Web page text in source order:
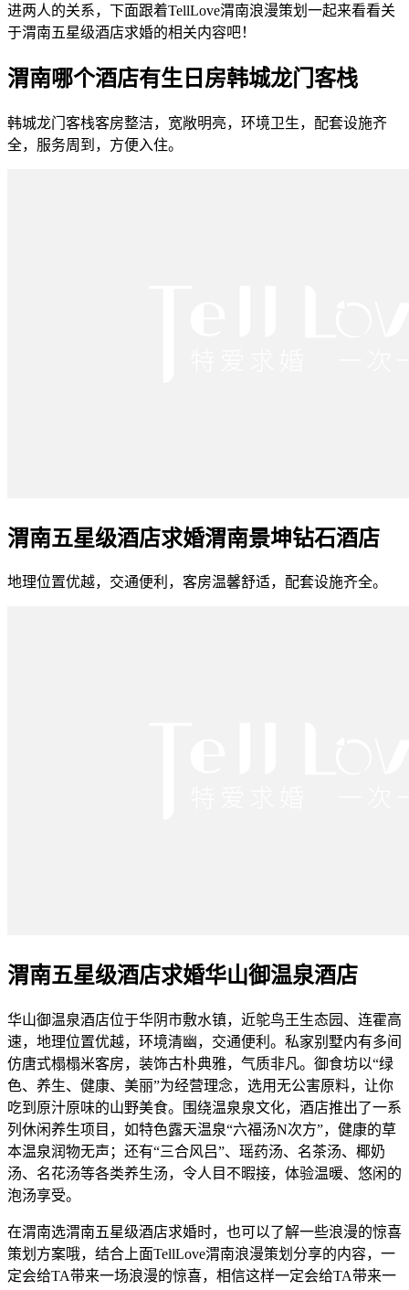
进两人的关系，下面跟着TellLove渭南浪漫策划一起来看看关
于渭南五星级酒店求婚的相关内容吧！
渭南哪个酒店有生日房韩城龙门客栈
韩城龙门客栈客房整洁，宽敞明亮，环境卫生，配套设施齐
全，服务周到，方便入住。
渭南五星级酒店求婚渭南景坤钻石酒店
地理位置优越，交通便利，客房温馨舒适，配套设施齐全。
渭南五星级酒店求婚华山御温泉酒店
华山御温泉酒店位于华阴市敷水镇，近鸵鸟王生态园、连霍高
速，地理位置优越，环境清幽，交通便利。私家别墅内有多间
仿唐式榻榻米客房，装饰古朴典雅，气质非凡。御食坊以“绿
色、养生、健康、美丽”为经营理念，选用无公害原料，让你
吃到原汁原味的山野美食。围绕温泉泉文化，酒店推出了一系
列休闲养生项目，如特色露天温泉“六福汤N次方”，健康的草
本温泉润物无声；还有“三合风吕”、瑶药汤、名茶汤、椰奶
汤、名花汤等各类养生汤，令人目不暇接，体验温暖、悠闲的
泡汤享受。
在渭南选渭南五星级酒店求婚时，也可以了解一些浪漫的惊喜
策划方案哦，结合上面TellLove渭南浪漫策划分享的内容，一
定会给TA带来一场浪漫的惊喜，相信这样一定会给TA带来一